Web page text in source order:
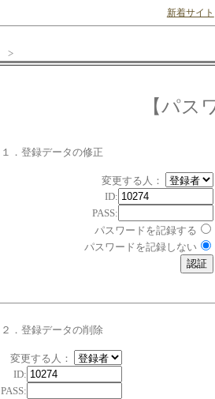
新着サイト
>
【パス
１．登録データの修正
変更する人：
ID:
PASS:
パスワードを記録する
パスワードを記録しない
２．登録データの削除
変更する人：
ID:
PASS: